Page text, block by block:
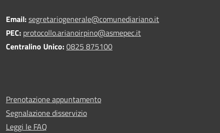
Email:segretariogenerale@comunediariano.it
PEC: protocollo.arianoirpino@asmepec.it
Centralino Unico:0825 875100
Prenotazione appuntamento
Segnalazione disservizio
Leggi le FAQ